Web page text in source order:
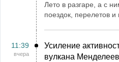
Лето в разгаре, а с
поездок, перелетов и
11:39
вчера
Усиление
вулкана